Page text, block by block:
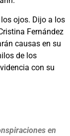
ojos. Dijo a los
Fernández
causas en su
de los
con su
en